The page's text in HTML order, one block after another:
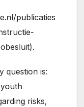
publicaties
question is:
risks,